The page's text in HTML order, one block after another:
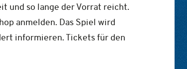
und so lange der Vorrat reicht.
anmelden. Das Spiel wird
informieren. Tickets für den